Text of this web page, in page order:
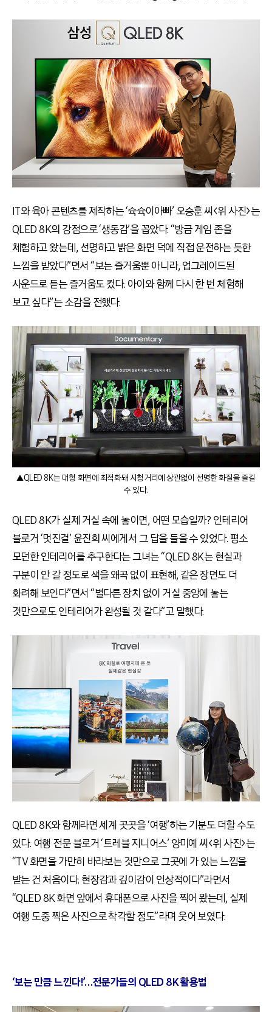
IT와 육아 콘텐츠를 제작하는 ‘슉슉이아빠’ 오승훈 씨<위 사진>는
QLED 8K의 강점으로 ‘생동감’을 꼽았다. “방금 게임 존을
체험하고 왔는데, 선명하고 밝은 화면 덕에 직접 운전하는 듯한
느낌을 받았다”면서 “보는 즐거움뿐 아니라, 업그레이드된
사운드로 듣는 즐거움도 컸다. 아이와 함께 다시 한 번 체험해
보고 싶다”는 소감을 전했다.
▲QLED 8K는 대형 화면에 최적화돼 시청거리에 상관없이 선명한 화질을 즐길
수 있다.
QLED 8K가 실제 거실 속에 놓이면, 어떤 모습일까? 인테리어
블로거 ‘멋진걸’ 윤진희 씨에게서 그 답을 들을 수 있었다. 평소
모던한 인테리어를 추구한다는 그녀는 “QLED 8K는 현실과
구분이 안 갈 정도로 색을 왜곡 없이 표현해, 같은 장면도 더
화려해 보인다”면서 “별다른 장치 없이 거실 중앙에 놓는
것만으로도 인테리어가 완성될 것 같다”고 말했다.
QLED 8K와 함께라면 세계 곳곳을 ‘여행’하는 기분도 더할 수도
있다. 여행 전문 블로거 ‘트레블 지니어스’ 양미예 씨<위 사진>는
“TV 화면을 가만히 바라보는 것만으로 그곳에 가 있는 느낌을
받는 건 처음이다. 현장감과 깊이감이 인상적이다”라면서
“QLED 8K 화면 앞에서 휴대폰으로 사진을 찍어 봤는데, 실제
여행 도중 찍은 사진으로 착각할 정도”라며 웃어 보였다.
‘보는 만큼 느낀다!’…전문가들의 QLED 8K 활용법